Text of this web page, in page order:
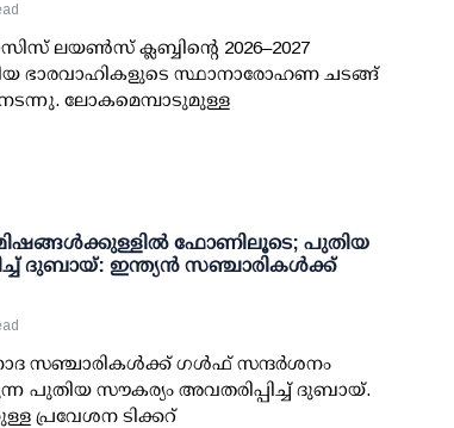
ലയൺസ് ക്ലബ്ബിന്റെ 2026–2027
ഭാരവാഹികളുടെ സ്ഥാനാരോഹണ ചടങ്ങ്
ലോകമെമ്പാടുമുള്ള
ഫോണിലൂടെ; പുതിയ
ദുബായ്: ഇന്ത്യൻ സഞ്ചാരികൾക്ക്
സഞ്ചാരികൾക്ക് ഗൾഫ് സന്ദർശനം
പുതിയ സൗകര്യം അവതരിപ്പിച്ച് ദുബായ്.
പ്രവേശന ടിക്കറ്